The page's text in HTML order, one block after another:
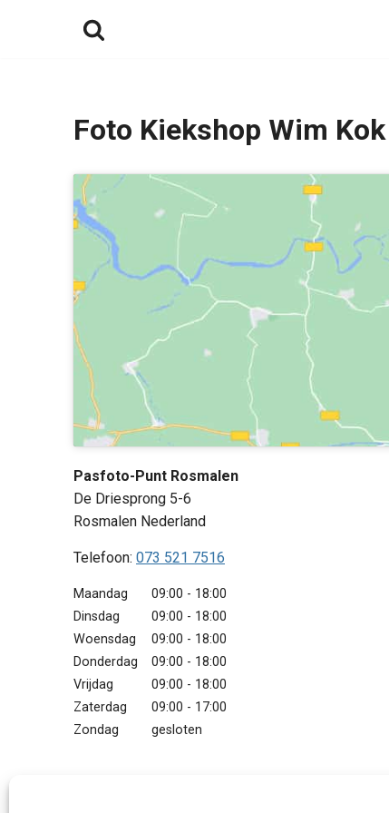
Foto Kiekshop Wim Kok
Pasfoto-Punt Rosmalen
De Driesprong 5-6
Rosmalen Nederland
Telefoon: 073 521 7516
Maandag
09:00 - 18:00
Dinsdag
09:00 - 18:00
Woensdag
09:00 - 18:00
Donderdag
09:00 - 18:00
Vrijdag
09:00 - 18:00
Zaterdag
09:00 - 17:00
Zondag
gesloten